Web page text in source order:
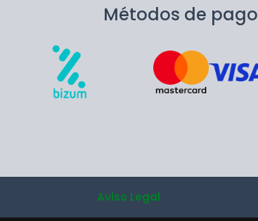
Métodos de pago
Aviso Legal